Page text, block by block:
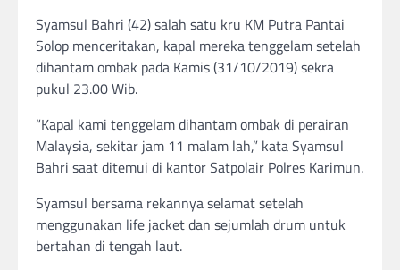
Syamsul Bahri (42) salah satu kru KM Putra Pantai
Solop menceritakan, kapal mereka tenggelam setelah
dihantam ombak pada Kamis (31/10/2019) sekra
pukul 23.00 Wib.
“Kapal kami tenggelam dihantam ombak di perairan
Malaysia, sekitar jam 11 malam lah,” kata Syamsul
Bahri saat ditemui di kantor Satpolair Polres Karimun.
Syamsul bersama rekannya selamat setelah
menggunakan life jacket dan sejumlah drum untuk
bertahan di tengah laut.